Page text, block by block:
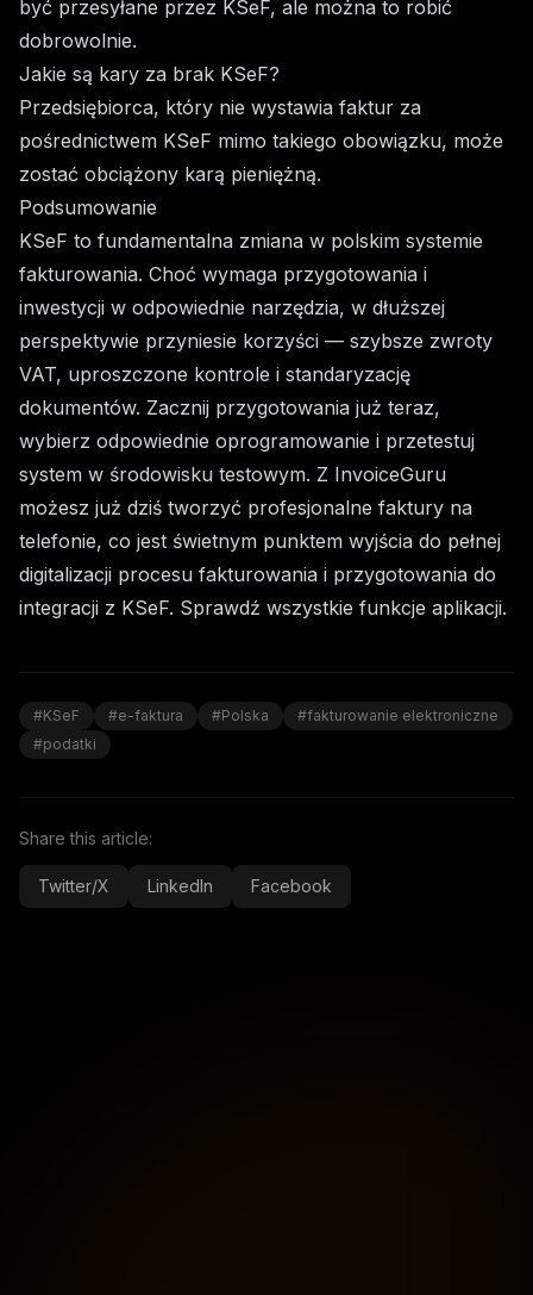
być przesyłane przez KSeF, ale można to robić
dobrowolnie.
Jakie są kary za brak KSeF?
Przedsiębiorca, który nie wystawia faktur za
pośrednictwem KSeF mimo takiego obowiązku, może
zostać obciążony karą pieniężną.
Podsumowanie
KSeF to fundamentalna zmiana w polskim systemie
fakturowania. Choć wymaga przygotowania i
inwestycji w odpowiednie narzędzia, w dłuższej
perspektywie przyniesie korzyści — szybsze zwroty
VAT, uproszczone kontrole i standaryzację
dokumentów. Zacznij przygotowania już teraz,
wybierz odpowiednie oprogramowanie i przetestuj
system w środowisku testowym. Z InvoiceGuru
możesz już dziś tworzyć profesjonalne faktury na
telefonie, co jest świetnym punktem wyjścia do pełnej
digitalizacji procesu fakturowania i przygotowania do
integracji z KSeF. Sprawdź wszystkie funkcje aplikacji.
#KSeF #e-faktura #Polska
#fakturowanie elektroniczne
#podatki
Share this article:
Twitter/X LinkedIn Facebook